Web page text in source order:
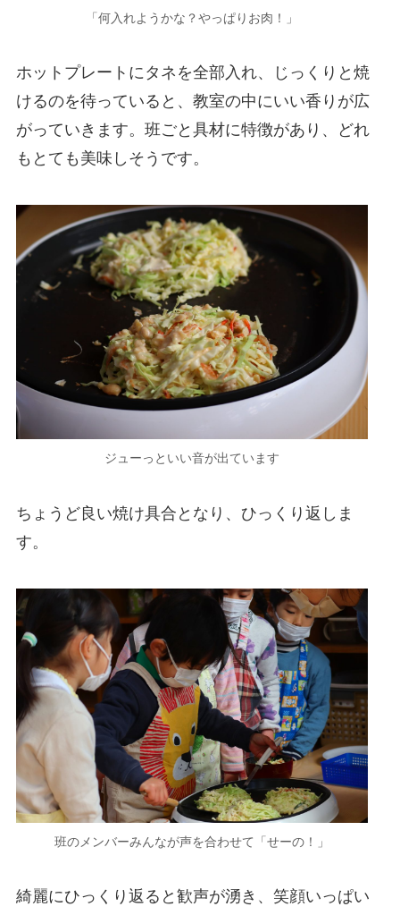
「何入れようかな？やっぱりお肉！」
ホットプレートにタネを全部入れ、じっくりと焼
けるのを待っていると、教室の中にいい香りが広
がっていきます。班ごと具材に特徴があり、どれ
もとても美味しそうです。
ジューっといい音が出ています
ちょうど良い焼け具合となり、ひっくり返しま
す。
班のメンバーみんなが声を合わせて「せーの！」
綺麗にひっくり返ると歓声が湧き、笑顔いっぱい